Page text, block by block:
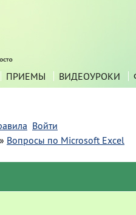
ПРИЕМЫ ВИДЕОУРОКИ
Войти
» Вопросы по Microsoft Excel